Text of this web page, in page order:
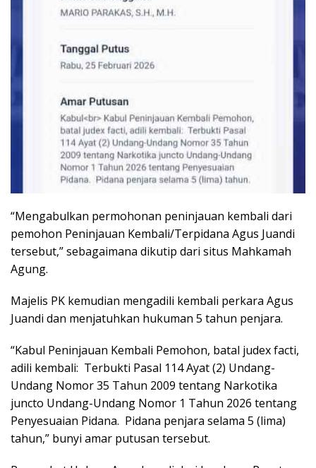
“Mengabulkan permohonan peninjauan kembali dari
pemohon Peninjauan Kembali/Terpidana Agus Juandi
tersebut,” sebagaimana dikutip dari situs Mahkamah
Agung.
Majelis PK kemudian mengadili kembali perkara Agus
Juandi dan menjatuhkan hukuman 5 tahun penjara.
“Kabul Peninjauan Kembali Pemohon, batal judex facti,
adili kembali: ­ Terbukti Pasal 114 Ayat (2) Undang-
Undang Nomor 35 Tahun 2009 tentang Narkotika
juncto Undang-Undang Nomor 1 Tahun 2026 tentang
Penyesuaian Pidana. ­ Pidana penjara selama 5 (lima)
tahun,” bunyi amar putusan tersebut.